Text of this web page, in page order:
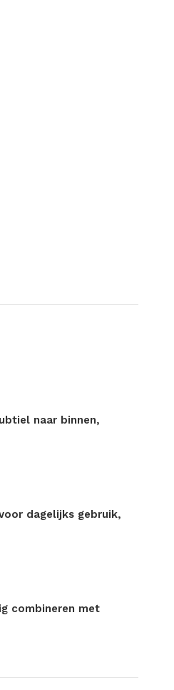
naar binnen,
dagelijks gebruik,
combineren met